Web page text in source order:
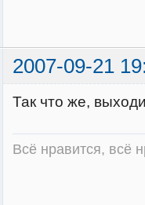
2007-09-21
Так что же,
Всё нравится, всё